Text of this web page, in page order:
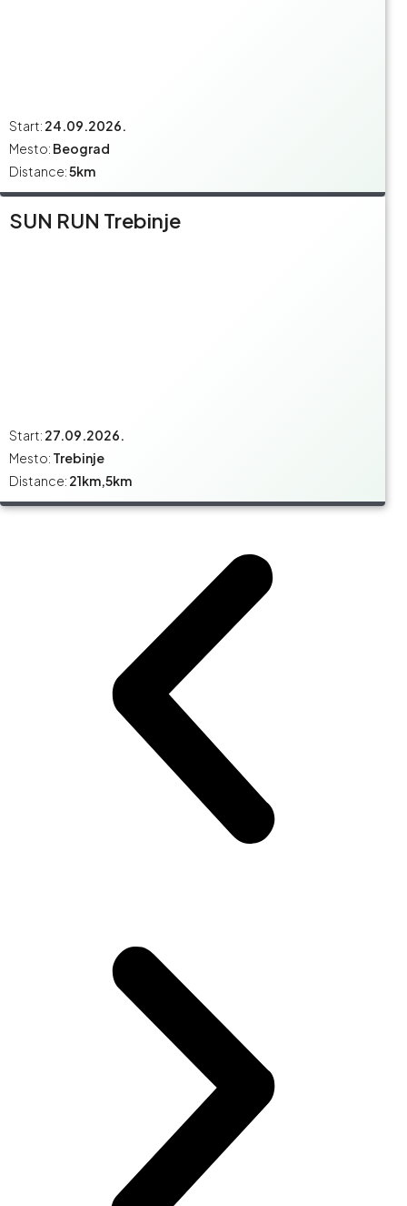
Start: 24.09.2026.
Mesto: Beograd
Distance:5km
SUN RUN Trebinje
Start: 27.09.2026.
Mesto: Trebinje
Distance: 21km,5km